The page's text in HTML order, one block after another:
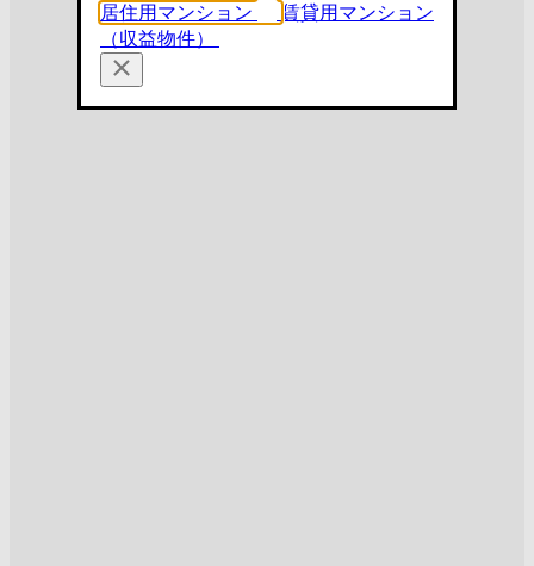
居住用マンション
賃貸用マンション
（収益物件）